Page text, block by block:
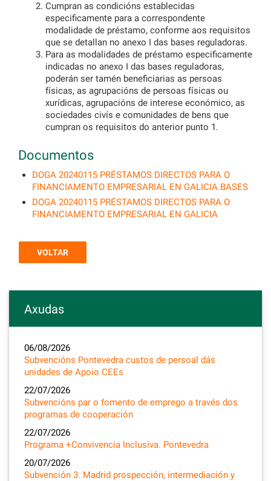
Cumpran as condicións establecidas
especificamente para a correspondente
modalidade de préstamo, conforme aos requisitos
que se detallan no anexo I das bases reguladoras.
Para as modalidades de préstamo especificamente
indicadas no anexo I das bases reguladoras,
poderán ser tamén beneficiarias as persoas
físicas, as agrupacións de persoas físicas ou
xurídicas, agrupacións de interese económico, as
sociedades civís e comunidades de bens que
cumpran os requisitos do anterior punto 1.
Documentos
DOGA 20240115 PRÉSTAMOS DIRECTOS PARA O
FINANCIAMENTO EMPRESARIAL EN GALICIA.BASES
DOGA 20240115 PRÉSTAMOS DIRECTOS PARA O
FINANCIAMENTO EMPRESARIAL EN GALICIA
VOLTAR
Axudas
06/08/2026
Subvencións Pontevedra custos de persoal dás
unidades de Apoio CEEs
22/07/2026
Subvencións par o fomento de emprego a través dos
programas de cooperación
22/07/2026
Programa +Convivencia Inclusiva. Pontevedra
20/07/2026
Subvención 3. Madrid prospección, intermediación y